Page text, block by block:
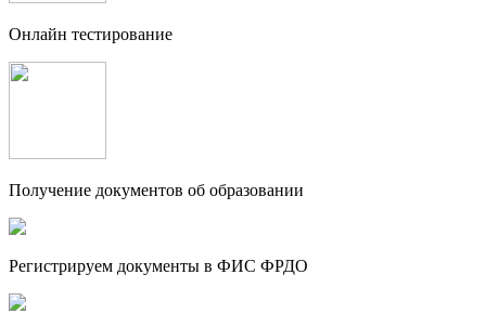
Онлайн тестирование
Получение документов об образовании
Регистрируем документы в ФИС ФРДО